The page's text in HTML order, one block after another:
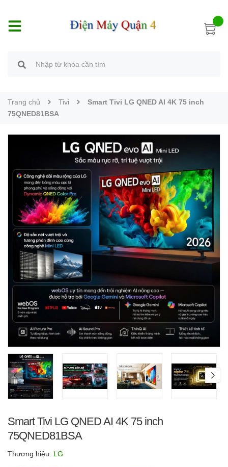
Trang chủ Tivi
Smart Tivi LG QNED AI 4K 75 inch
75QNED81BSA
Smart Tivi LG QNED AI 4K 75 inch
75QNED81BSA
Thương hiệu: LG